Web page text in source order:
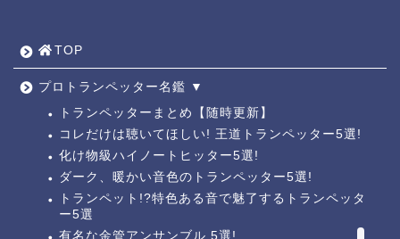
TOP
プロトランペッター名鑑 ▼
トランペッターまとめ【随時更新】
コレだけは聴いてほしい! 王道トランペッター5選!
化け物級ハイノートヒッター5選!
ダーク、暖かい音色のトランペッター5選!
トランペット!?特色ある音で魅了するトランペッタ
ー5選
有名な金管アンサンブル 5選!
トランペッター名鑑 ┫
トランペットの練習法 ┫